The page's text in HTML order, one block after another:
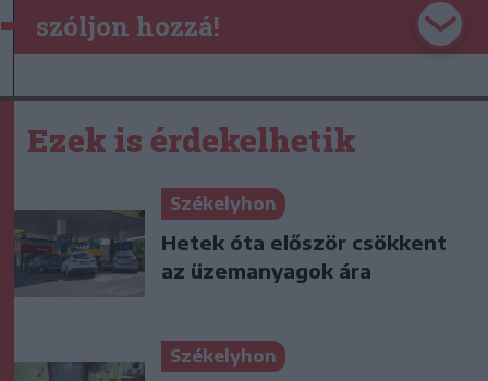
szóljon hozzá!
Ezek is érdekelhetik
Székelyhon
Hetek óta először csökkent
az üzemanyagok ára
Székelyhon